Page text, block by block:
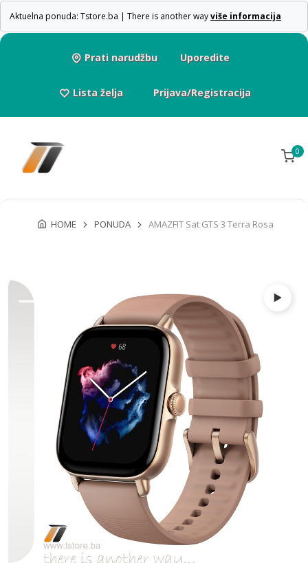
Aktuelna ponuda: Tstore.ba | There is another wayviše informacija
Prati narudžbu Uporedite
Lista želja Prijava/Registracija
0
HOME PONUDA AMAZFIT Sat GTS 3 Terra Rosa